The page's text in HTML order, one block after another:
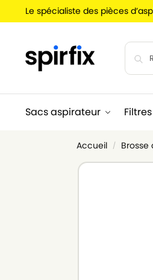
Le spécialiste des pièces
Sacs aspirateur Filtres
Accueil / Brosse